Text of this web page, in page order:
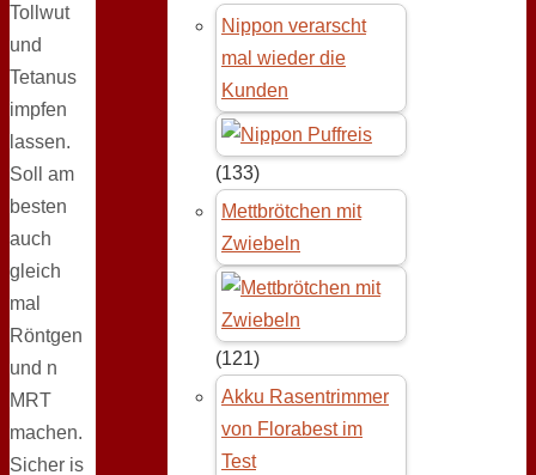
Tollwut
und
Tetanus
impfen
lassen.
Soll am
besten
auch
gleich
mal
Röntgen
und n
MRT
machen.
Sicher is
Nippon verarscht
mal wieder die
Kunden
(133)
Mettbrötchen mit
Zwiebeln
(121)
Akku Rasentrimmer
von Florabest im
Test